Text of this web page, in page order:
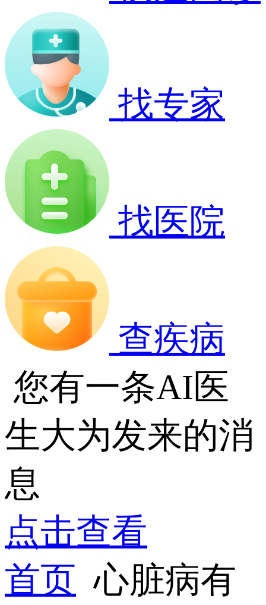
找专家
找医院
查疾病
您有一条AI医
生大为发来的消
息
点击查看
首页 心脏病有